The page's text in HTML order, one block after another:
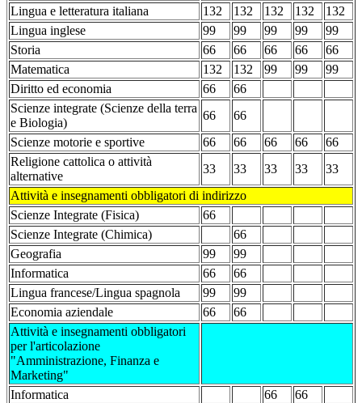
Lingua e letteratura italiana
132 132 132 132
132
Lingua inglese
99 99 99 99
99
Storia
66 66 66 66
66
Matematica
132 132 99 99
99
Diritto ed economia
66
66
Scienze integrate (Scienze della terra
e Biologia)
66
66
Scienze motorie e sportive
66 66 66 66
66
Religione cattolica o attività
alternative
33 33 33 33
33
Attività e insegnamenti obbligatori di indirizzo
Scienze Integrate (Fisica)
66
Scienze Integrate (Chimica)
66
Geografia
99
99
Informatica
66
66
Lingua francese/Lingua spagnola
99
99
Economia aziendale
66
66
Attività e insegnamenti obbligatori
per l'articolazione
"Amministrazione, Finanza e
Marketing"
Informatica
66
66